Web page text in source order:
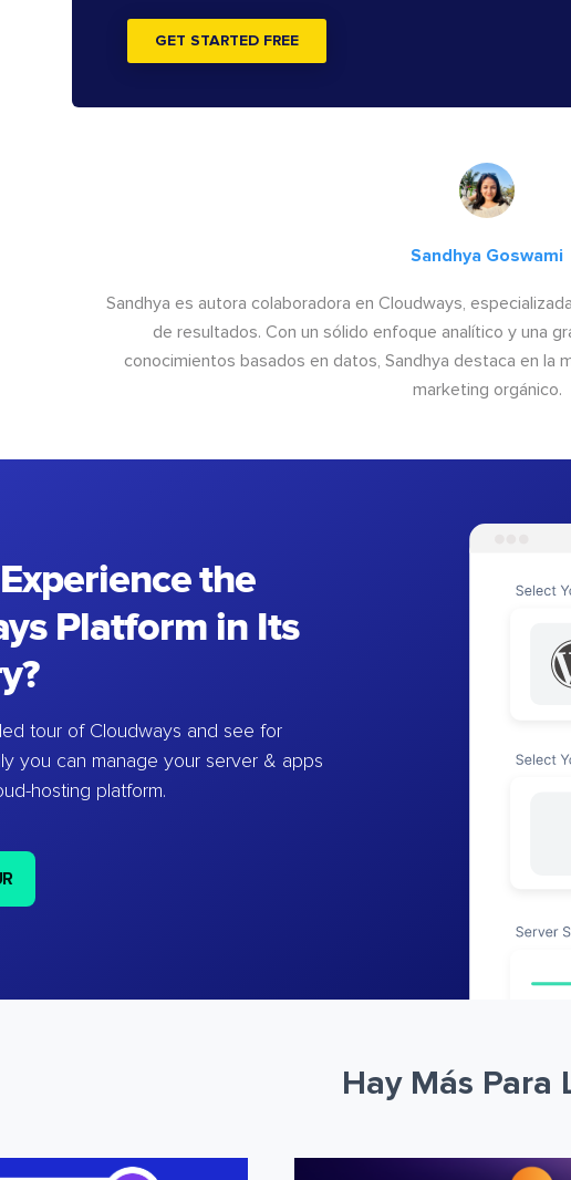
GET STARTED FREE
Sandhya Goswami
Sandhya es autora colaboradora en Cloudways,
de resultados. Con un sólido enfoque analítico y una
conocimientos basados en datos, Sandhya destaca en la
marketing orgánico.
the
Platform in Its
tour of Cloudways and see for
you can manage your server & apps
hosting platform.
Hay Más Para